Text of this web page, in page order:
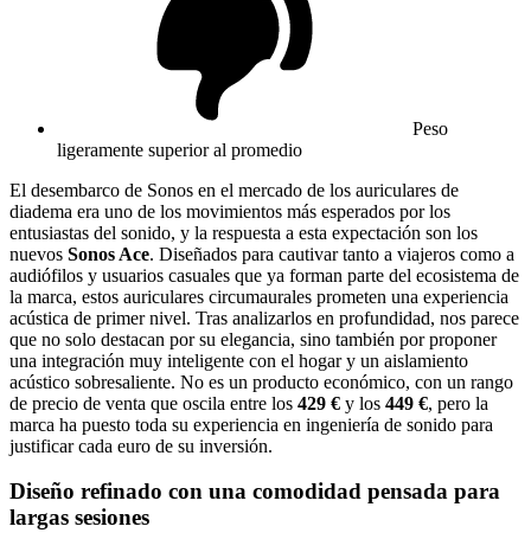
Peso
ligeramente superior al promedio
El desembarco de Sonos en el mercado de los auriculares de
diadema era uno de los movimientos más esperados por los
entusiastas del sonido, y la respuesta a esta expectación son los
nuevos Sonos Ace. Diseñados para cautivar tanto a viajeros como a
audiófilos y usuarios casuales que ya forman parte del ecosistema de
la marca, estos auriculares circumaurales prometen una experiencia
acústica de primer nivel. Tras analizarlos en profundidad, nos parece
que no solo destacan por su elegancia, sino también por proponer
una integración muy inteligente con el hogar y un aislamiento
acústico sobresaliente. No es un producto económico, con un rango
de precio de venta que oscila entre los 429 € y los 449 €, pero la
marca ha puesto toda su experiencia en ingeniería de sonido para
justificar cada euro de su inversión.
Diseño refinado con una comodidad pensada para
largas sesiones